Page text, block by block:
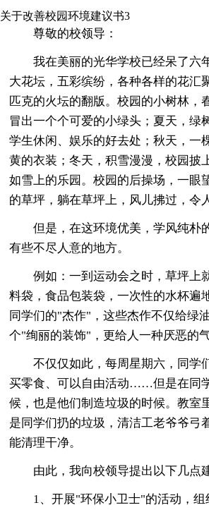
关于改善校园环境建议书3
尊敬的校领导：
我在美丽的光华学校已经呆了六
大花坛，五彩缤纷，各种各样的花汇
匹克的火坛的翻版。校园的小树林，
冒出一个个可爱的小绿头；夏天，绿
学生休闲、娱乐的好去处；秋天，一
黄的衣装；冬天，积雪漫漫，校园披
如雪上的乐园。校园的后操场，一眼
的草坪，躺在草坪上，风儿拂过，令
但是，在这环境优美，学风纯朴
有些不尽人意的地方。
例如：一到运动会之时，草坪上
料袋，食品包装袋，一次性的水杯遍
同学们的"杰作"，这些杰作不仅给绿
个"绚丽的装饰"，更给人一种厌恶的气
不仅仅如此，每周星期六，同学
买零食、可以自由活动……但是在同
候，也是他们制造垃圾的时候。教室
是同学们扔的垃圾，清洁工老爷爷弓
能清理干净。
由此，我向校领导提出以下几点
1、开展"环保小卫士"的活动，